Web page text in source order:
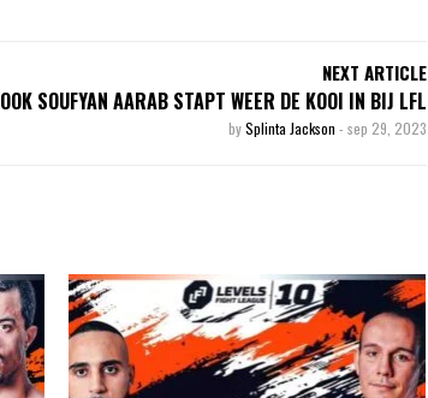
NEXT ARTICLE
OOK SOUFYAN AARAB STAPT WEER DE KOOI IN BIJ LFL
bySplinta Jackson - sep 29, 2023